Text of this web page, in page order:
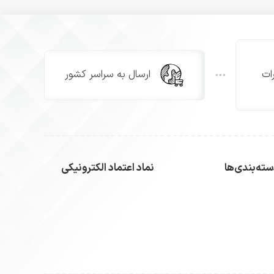
ارسال به سراسر کشور
نماد اعتماد الکترونیکی